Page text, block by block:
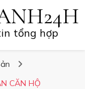
tổng hợp
CĂN HỘ